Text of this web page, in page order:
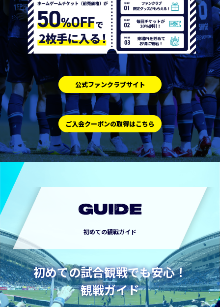
公式ファンクラブサイト
ご入会クーポンの取得はこちら
GUIDE
初めての観戦ガイド
初めての試合観戦でも安心！
観戦ガイド